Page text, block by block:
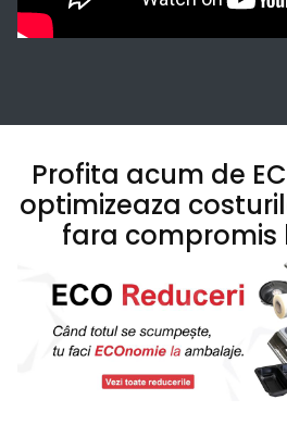
Profita acum de
optimizeaza
fara compromis